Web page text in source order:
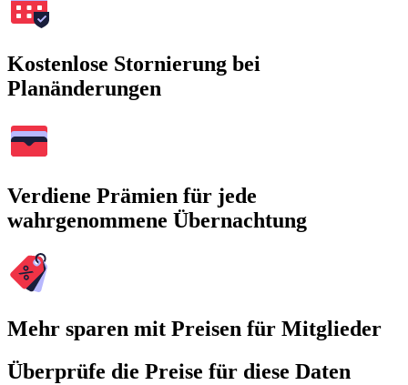
Kostenlose Stornierung bei
Planänderungen
Verdiene Prämien für jede
wahrgenommene Übernachtung
Mehr sparen mit Preisen für Mitglieder
Überprüfe die Preise für diese Daten